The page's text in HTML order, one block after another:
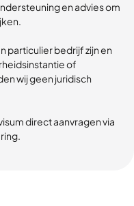
en advies om
particulier bedrijf zijn en
of
wij geen juridisch
direct aanvragen via